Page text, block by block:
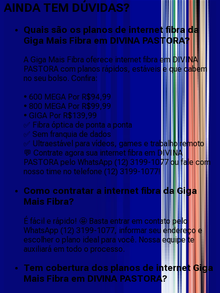
AINDA TEM DÚVIDAS?
Quais são os planos de internet fibra da
Giga Mais Fibra em DIVINA PASTORA?
A Giga Mais Fibra oferece internet fibra em DIVINA
PASTORA com planos rápidos, estáveis e que cabem
no seu bolso. Confira:
• 600 MEGA Por R$94,99
• 800 MEGA Por R$99,99
• GIGA Por R$139,99
✅ Fibra óptica de ponta a ponta
✅ Sem franquia de dados
✅ Ultraestável para vídeos, games e trabalho remoto
💬 Contrate agora sua internet fibra em DIVINA
PASTORA pelo WhatsApp (12) 3199-1077 ou fale com
nosso time no telefone (12) 3199-1077!
Como contratar a internet fibra da Giga
Mais Fibra?
É fácil e rápido! 🤩 Basta entrar em contato pelo
WhatsApp (12) 3199-1077, informar seu endereço e
escolher o plano ideal para você. Nossa equipe te
auxiliará em todo o processo.
Tem cobertura dos planos de internet Giga
Mais Fibra em DIVINA PASTORA?